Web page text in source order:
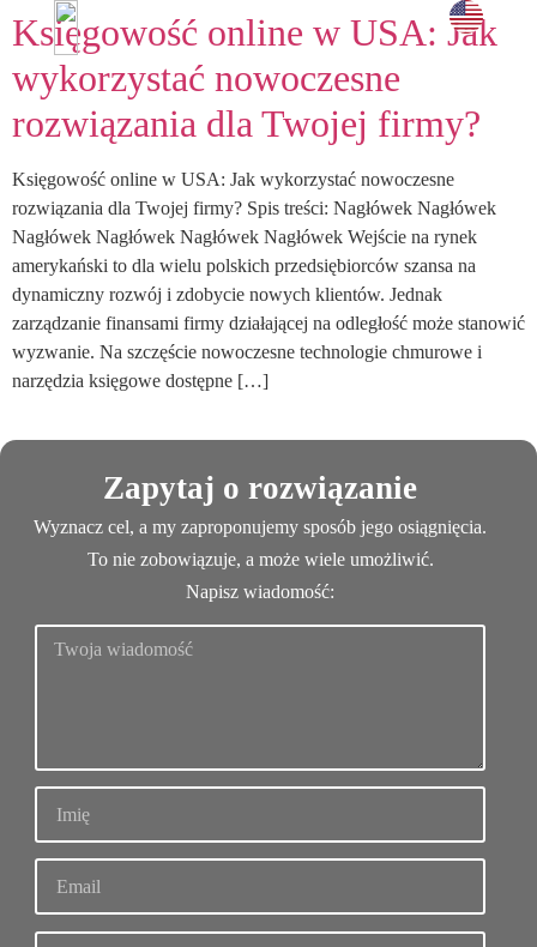
Księgowość online w USA: Jak
wykorzystać nowoczesne
rozwiązania dla Twojej firmy?
Księgowość online w USA: Jak wykorzystać nowoczesne
rozwiązania dla Twojej firmy? Spis treści: Nagłówek Nagłówek
Nagłówek Nagłówek Nagłówek Nagłówek Wejście na rynek
amerykański to dla wielu polskich przedsiębiorców szansa na
dynamiczny rozwój i zdobycie nowych klientów. Jednak
zarządzanie finansami firmy działającej na odległość może stanowić
wyzwanie. Na szczęście nowoczesne technologie chmurowe i
narzędzia księgowe dostępne […]
Zapytaj o rozwiązanie
Wyznacz cel, a my zaproponujemy sposób jego osiągnięcia.
To nie zobowiązuje, a może wiele umożliwić.
Napisz wiadomość: